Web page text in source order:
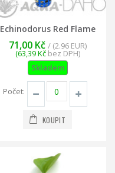
Echinodorus Red Flame
71,00 Kč / (2.96 EUR)
(63,39 Kčbez DPH)
Skladem
Počet:
KOUPIT